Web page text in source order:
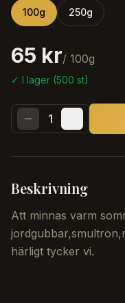
100g 250g
65 kr/ 100g
✓ I lager (500 st)
1
Beskrivning
Att minnas varm
härligt tycker vi.